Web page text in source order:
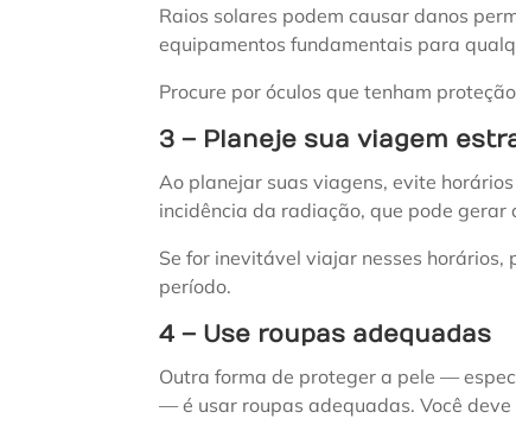
Raios solares podem causar danos
equipamentos fundamentais para
Procure por óculos que tenham
3 – Planeje sua viagem
Ao planejar suas viagens, evite
incidência da radiação, que pode gerar
Se for inevitável viajar nesses
período.
4 – Use roupas adequadas
Outra forma de proteger a pele —
— é usar roupas adequadas. Você